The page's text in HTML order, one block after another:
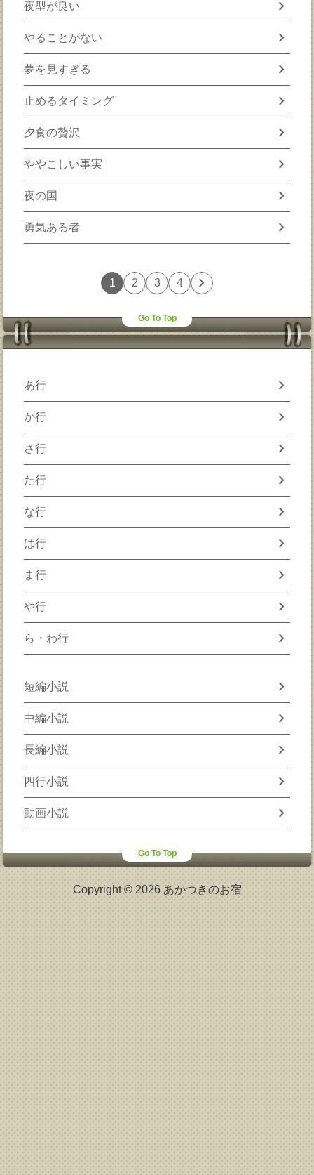
夜型が良い chevron_right
やることがない chevron_right
夢を見すぎる chevron_right
止めるタイミング chevron_right
夕食の贅沢 chevron_right
ややこしい事実 chevron_right
夜の国 chevron_right
勇気ある者 chevron_right
1 2 3 4 chevron_right
Go To Top
あ行 chevron_right
か行 chevron_right
さ行 chevron_right
た行 chevron_right
な行 chevron_right
は行 chevron_right
ま行 chevron_right
や行 chevron_right
ら・わ行 chevron_right
短編小説 chevron_right
中編小説 chevron_right
長編小説 chevron_right
四行小説 chevron_right
動画小説 chevron_right
Go To Top
Copyright © 2026 あかつきのお宿